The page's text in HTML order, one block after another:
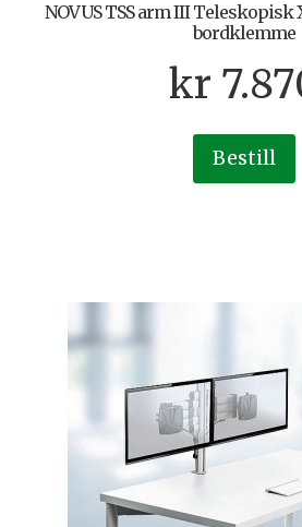
NOVUS TSS arm III Teleskopisk
bordklemme
kr
Bestill